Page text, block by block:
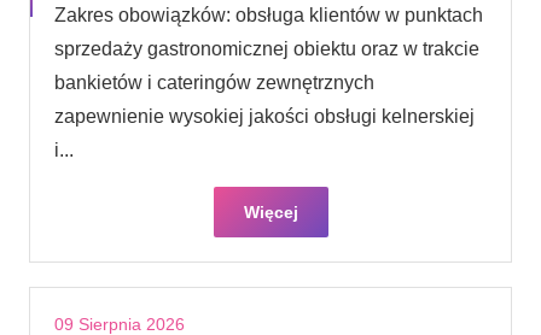
Zakres obowiązków: obsługa klientów w punktach
sprzedaży gastronomicznej obiektu oraz w trakcie
bankietów i cateringów zewnętrznych
zapewnienie wysokiej jakości obsługi kelnerskiej
i...
Więcej
09 Sierpnia 2026